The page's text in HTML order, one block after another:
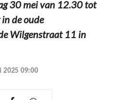
30 mei van 12.30 tot
de oude
Wilgenstraat 11 in
2025 09:00